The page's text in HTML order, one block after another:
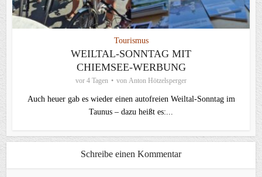
Tourismus
WEILTAL-SONNTAG MIT
CHIEMSEE-WERBUNG
vor 4 Tagen von Anton Hötzelsperger
Auch heuer gab es wieder einen autofreien Weiltal-Sonntag im
Taunus – dazu heißt es:...
Schreibe einen Kommentar